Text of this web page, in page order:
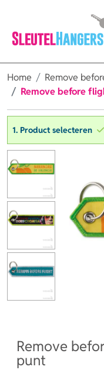
Home
Remove
Remove before
1. Product selecteren
Remove
punt